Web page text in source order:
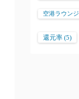
空港ラウンジ
還元率 (5)